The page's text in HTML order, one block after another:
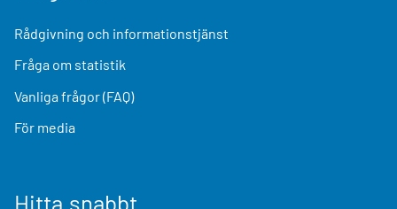
Rådgivning och informationstjänst
Fråga om statistik
Vanliga frågor (FAQ)
För media
Hitta snabbt